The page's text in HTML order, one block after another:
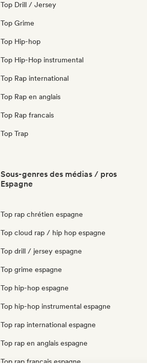
Top Drill / Jersey
Top Grime
Top Hip-hop
Top Hip-Hop instrumental
Top Rap international
Top Rap en anglais
Top Rap francais
Top Trap
Sous-genres des médias / pros
Espagne
Top rap chrétien espagne
Top cloud rap / hip hop espagne
Top drill / jersey espagne
Top grime espagne
Top hip-hop espagne
Top hip-hop instrumental espagne
Top rap international espagne
Top rap en anglais espagne
Top rap francais espagne